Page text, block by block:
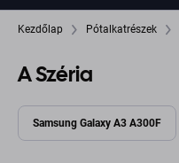
Kezdőlap Pótalkatrészek
A Széria
Samsung Galaxy A3 A300F